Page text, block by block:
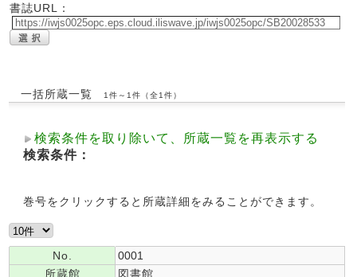
書誌URL：
一括所蔵一覧 1件～1件（全1件）
検索条件を取り除いて、所蔵一覧を再表示する
検索条件：
巻号をクリックすると所蔵詳細をみることができます。
No.
0001
所蔵館
図書館